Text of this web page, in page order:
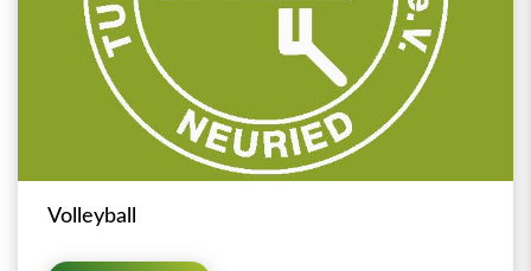
Volleyball